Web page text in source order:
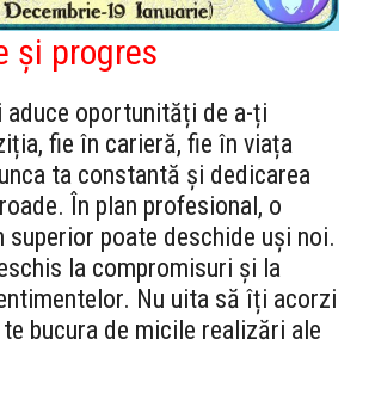
și progres
aduce oportunități de a-ți
fie în carieră, fie în viața
ta constantă și dedicarea
În plan profesional, o
superior poate deschide uși noi.
la compromisuri și la
Nu uita să îți acorzi
bucura de micile realizări ale